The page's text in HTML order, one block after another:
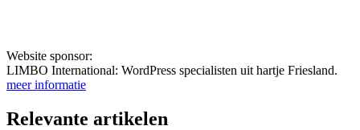
Website sponsor:
LIMBO International: WordPress specialisten uit hartje Friesland.
meer informatie
Relevante artikelen